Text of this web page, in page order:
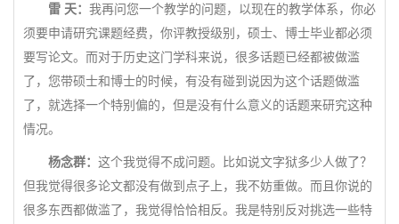
雷 天： 我再问您一个教学的问题，以现在的教学体系，你必
须要申请研究课题经费，你评教授级别，硕士、博士毕业都必须
要写论文。而对于历史这门学科来说，很多话题已经都被做滥
了，您带硕士和博士的时候，有没有碰到说因为这个话题做滥
了，就选择一个特别偏的，但是没有什么意义的话题来研究这种
情况。
杨念群： 这个我觉得不成问题。比如说文字狱多少人做了？
但我觉得很多论文都没有做到点子上，我不妨重做。而且你说的
很多东西都做滥了，我觉得恰恰相反。我是特别反对挑选一些特